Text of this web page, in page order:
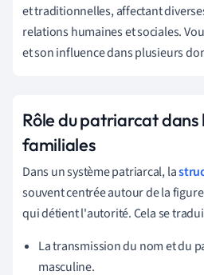
et traditionnelles, affectant
relations humaines et sociales.
et son influence dans plusieurs
Rôle du patriarcat dans
familiales
Dans un système patriarcal, la
souvent centrée autour de la
qui détient l'autorité. Cela se
La transmission du nom et du
masculine.